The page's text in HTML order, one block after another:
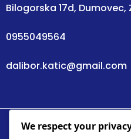
Bilogorska 17d,
0955049564
dalibor.katic@gmail.com
© 2025 Dalibor
We respect your